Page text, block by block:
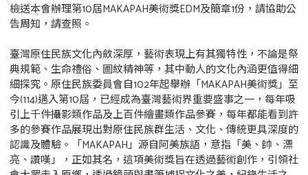
檢送本會辦理第10屆MAKAPAH美術獎EDM及簡章1份，請協助公
告周知，請查照。
臺灣原住民族文化內斂深厚，藝術表現上有其獨特性，不論是祭
典規範、生命禮俗、圖紋精神等，其中動人的文化內涵更值得細
細探究。原住民族委員會自102年起舉辦「MAKAPAH美術獎」至
今(114)邁入第10屆，已經成為臺灣藝術界重要盛事之一，每年吸
引上千件攝影類作品及上百件繪畫類作品參賽，每年都能看到許
多的參賽作品展現出對原住民族群生活、文化、傳統更具深度的
認識及體驗。「MAKAPAH」源自阿美族語，意指「美、帥、漂
亮、讚嘆」，正如其名，這項美術獎旨在透過藝術創作，引領社